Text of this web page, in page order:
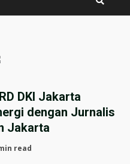
DKI Jakarta
dengan Jurnalis
Jakarta
read